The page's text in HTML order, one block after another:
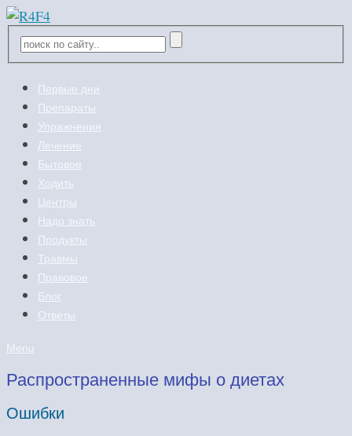
Первые дни
Препараты
Упражнения
Лечение
Бытовое
Ходить
Центры
Надо знать
Продукты
Травмы
Правовое
Блог
Ответы
Menu
Распространенные мифы о диетах
Ошибки